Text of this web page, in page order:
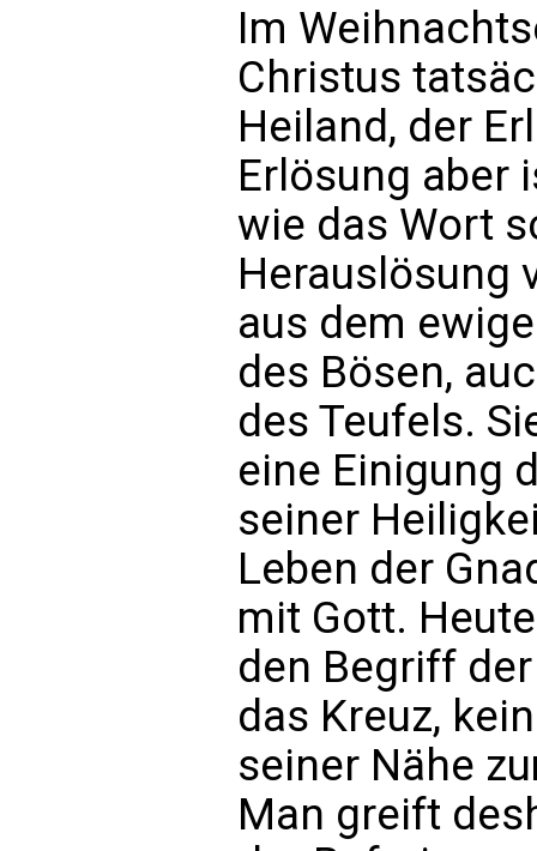
Im
Christus
Heiland, der
Erlösung aber
wie das Wort
Herauslösung
aus dem
des Bösen,
des Teufels.
eine Einigung
seiner
Leben der
mit Gott.
den Begriff
das Kreuz,
seiner Nähe
Man greift